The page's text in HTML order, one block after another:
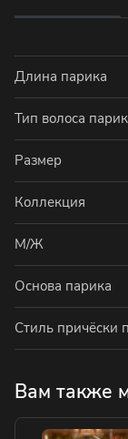
Длина парика
Тип волоса
Размер
Коллекция
М/Ж
Основа парика
Стиль причёски
Вам также